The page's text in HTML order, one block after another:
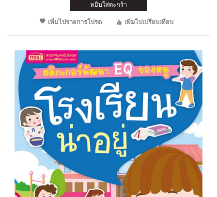
หยิบใส่ตะกร้า
เพิ่มไปรายการโปรด
เพิ่มไปเปรียบเทียบ